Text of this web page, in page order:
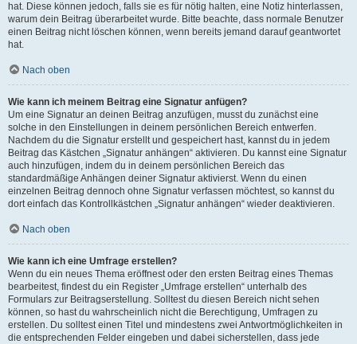
hat. Diese können jedoch, falls sie es für nötig halten, eine Notiz hinterlassen,
warum dein Beitrag überarbeitet wurde. Bitte beachte, dass normale Benutzer
einen Beitrag nicht löschen können, wenn bereits jemand darauf geantwortet
hat.
Nach oben
Wie kann ich meinem Beitrag eine Signatur anfügen?
Um eine Signatur an deinen Beitrag anzufügen, musst du zunächst eine
solche in den Einstellungen in deinem persönlichen Bereich entwerfen.
Nachdem du die Signatur erstellt und gespeichert hast, kannst du in jedem
Beitrag das Kästchen „Signatur anhängen“ aktivieren. Du kannst eine Signatur
auch hinzufügen, indem du in deinem persönlichen Bereich das
standardmäßige Anhängen deiner Signatur aktivierst. Wenn du einen
einzelnen Beitrag dennoch ohne Signatur verfassen möchtest, so kannst du
dort einfach das Kontrollkästchen „Signatur anhängen“ wieder deaktivieren.
Nach oben
Wie kann ich eine Umfrage erstellen?
Wenn du ein neues Thema eröffnest oder den ersten Beitrag eines Themas
bearbeitest, findest du ein Register „Umfrage erstellen“ unterhalb des
Formulars zur Beitragserstellung. Solltest du diesen Bereich nicht sehen
können, so hast du wahrscheinlich nicht die Berechtigung, Umfragen zu
erstellen. Du solltest einen Titel und mindestens zwei Antwortmöglichkeiten in
die entsprechenden Felder eingeben und dabei sicherstellen, dass jede